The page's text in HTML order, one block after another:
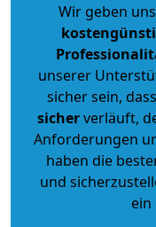
Wir geben
unserer
sicher sein,
sicherverläuft,
Anforderungen
haben die
und